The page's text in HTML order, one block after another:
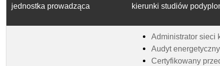
jednostka prowadząca kierunki studiów
Administrator sieci
Audyt
Certyfikowany